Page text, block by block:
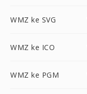
WMZ ke SVG
WMZ ke ICO
WMZ ke PGM